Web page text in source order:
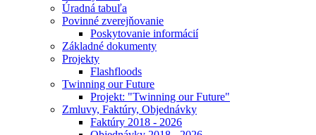
Úradná tabuľa
Povinné zverejňovanie
Poskytovanie informácií
Základné dokumenty
Projekty
Flashfloods
Twinning our Future
Projekt: "Twinning our Future"
Zmluvy, Faktúry, Objednávky
Faktúry 2018 - 2026